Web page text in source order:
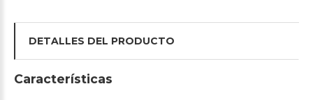
DETALLES DEL PRODUCTO
Características